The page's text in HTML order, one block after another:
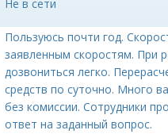
Не в сети
Пользуюсь почти год.
заявленным скоростям. При
дозвониться легко.
средств по суточно. Много
без комиссии. Сотрудники
ответ на заданный вопрос.